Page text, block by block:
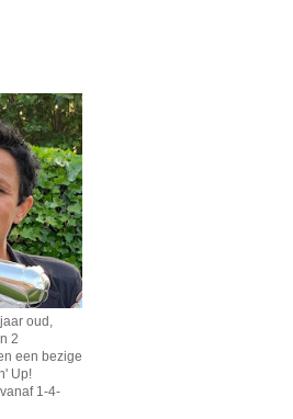
oud,
2
een bezige
Up!
1-4-